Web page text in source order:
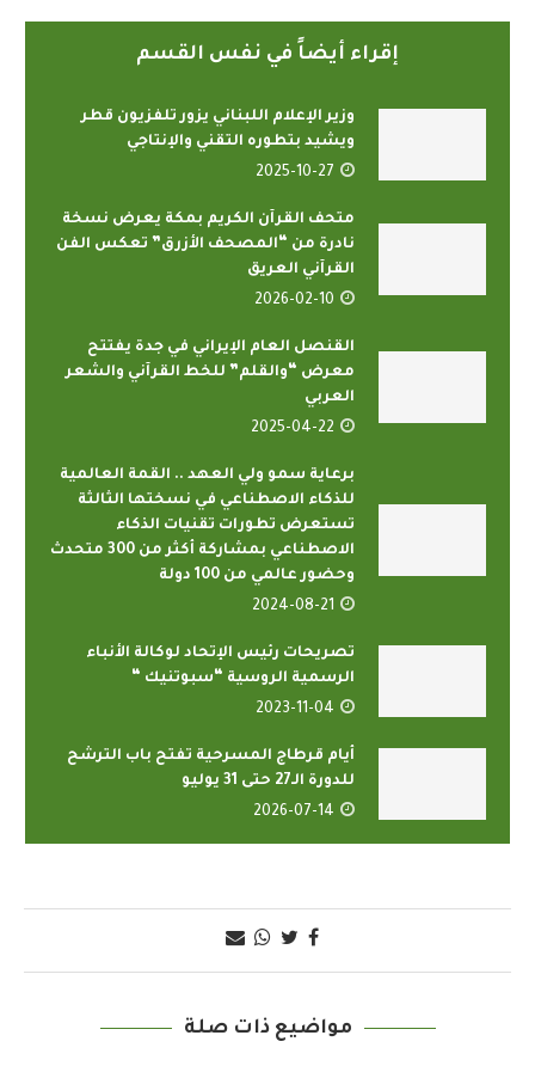
إقراء أيضاً في نفس القسم
وزير الإعلام اللبناني يزور تلفزيون قطر
ويشيد بتطوره التقني والإنتاجي
2025-10-27
متحف القرآن الكريم بمكة يعرض نسخة
نادرة من “المصحف الأزرق” تعكس الفن
القرآني العريق
2026-02-10
القنصل العام الإيراني في جدة يفتتح
معرض “والقلم” للخط القرآني والشعر
العربي
2025-04-22
برعاية سمو ولي العهد .. القمة العالمية
للذكاء الاصطناعي في نسختها الثالثة
تستعرض تطورات تقنيات الذكاء
الاصطناعي بمشاركة أكثر من 300 متحدث
وحضور عالمي من 100 دولة
2024-08-21
تصريحات رئيس الإتحاد لوكالة الأنباء
الرسمية الروسية “سبوتنيك “
2023-11-04
أيام قرطاج المسرحية تفتح باب الترشح
للدورة الـ27 حتى 31 يوليو
2026-07-14
مواضيع ذات صلة